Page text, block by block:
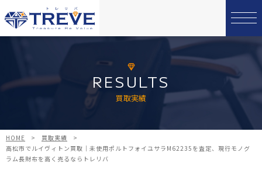
RESULTS
買取実績
HOME > 買取実績
>
高松市でルイヴィトン買取｜未使用ポルトフォイユサラM62235を査定、現行モノグ
ラム長財布を高く売るならトレリバ